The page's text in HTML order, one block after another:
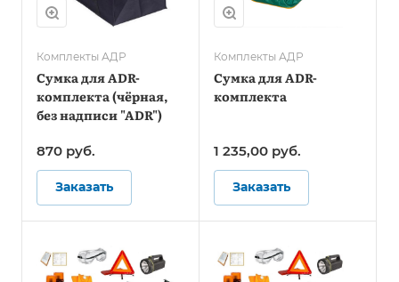
Комплекты АДР
Сумка для ADR-
комплекта (чёрная,
без надписи "ADR")
870 руб.
Заказать
Комплекты АДР
Сумка для ADR-
комплекта
1 235,00 руб.
Заказать